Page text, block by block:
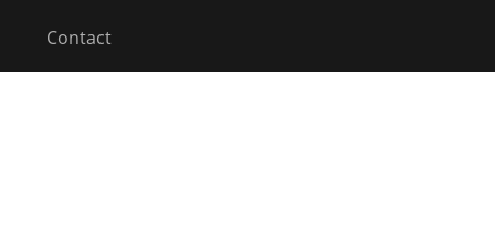
Contact